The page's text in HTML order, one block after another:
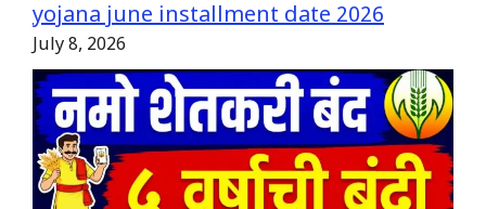
yojana june installment date 2026
July 8, 2026